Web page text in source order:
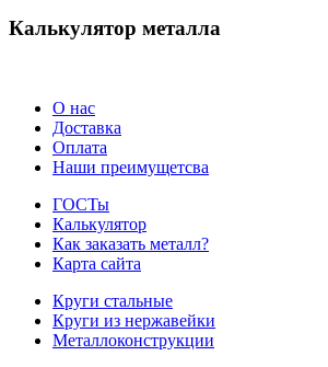
Калькулятор металла
О нас
Доставка
Оплата
Наши преимущетсва
ГОСТы
Калькулятор
Как заказать металл?
Карта сайта
Круги стальные
Круги из нержавейки
Металлоконструкции